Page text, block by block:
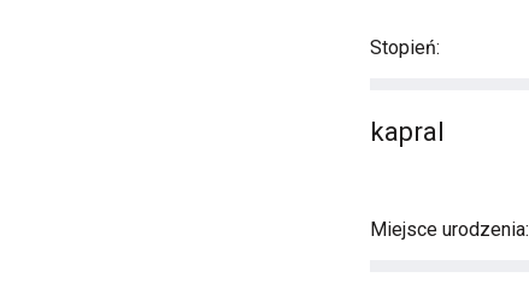
Stopień:
kapral
Miejsce urodzenia: